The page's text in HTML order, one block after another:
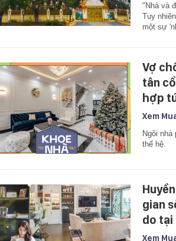
"Nhà và
Tuy
một sự
Vợ
tân
hợp
Xem
Ngôi
thế hệ.
gian
do tại
Xem